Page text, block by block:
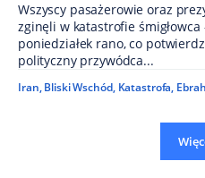
Wszyscy pasażerowie oraz
zginęli w katastrofie
poniedziałek rano, co
polityczny przywódca...
Iran, Bliski Wschód, Katastrofa,